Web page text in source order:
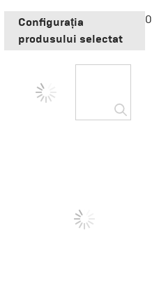
Configurația
produsului selectat
0